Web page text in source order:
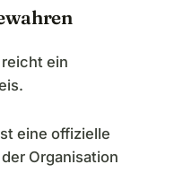
ein
eine offizielle
Organisation